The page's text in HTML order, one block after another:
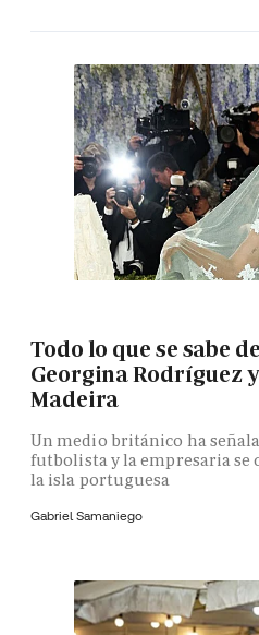
Todo lo que se sabe
Georgina Rodríguez
Madeira
Un medio británico ha
futbolista y la empresaria se
la isla portuguesa
Gabriel Samaniego